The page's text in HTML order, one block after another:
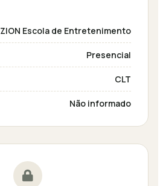
ZION Escola de Entretenimento
Presencial
CLT
Não informado